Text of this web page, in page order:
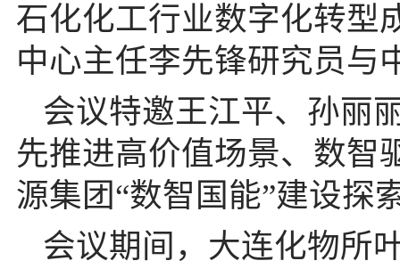
石化化工行业数字化转型
中心主任李先锋研究员与
会议特邀王江平、孙丽
先推进高价值场景、数智
源集团“数智国能”建设探
会议期间，大连化物所